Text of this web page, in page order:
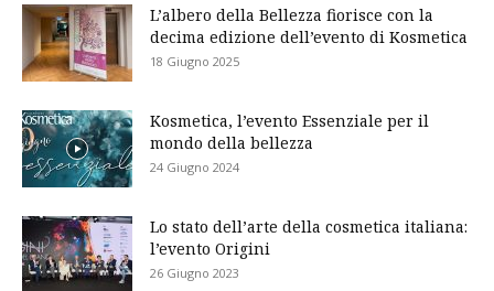
L’albero della Bellezza fiorisce con la
decima edizione dell’evento di Kosmetica
18 Giugno 2025
Kosmetica, l’evento Essenziale per il
mondo della bellezza
24 Giugno 2024
Lo stato dell’arte della cosmetica italiana:
l’evento Origini
26 Giugno 2023